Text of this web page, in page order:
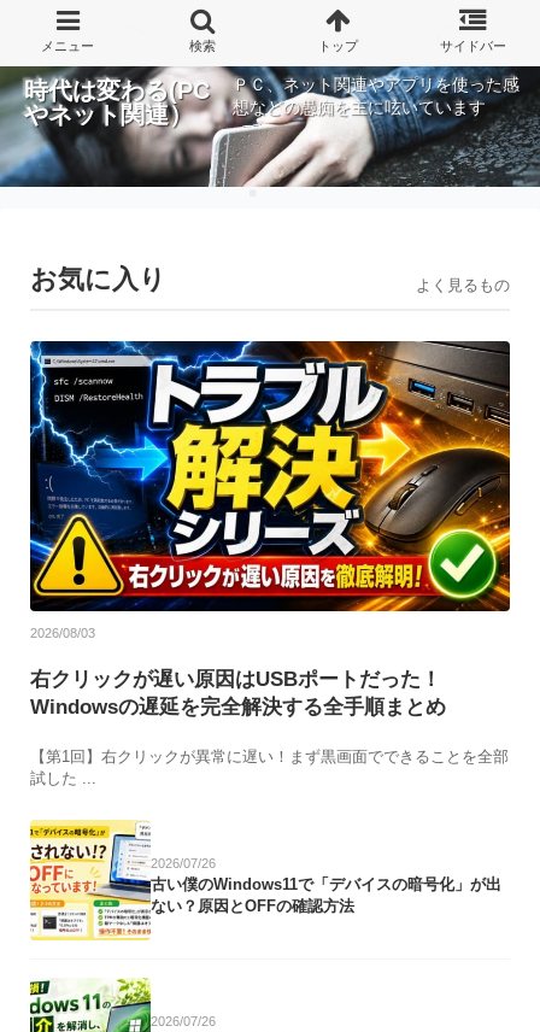
時代は変わる(PC
やネット関連）
ＰＣ、ネット関連やアプリを使った感
想などの愚痴を主に呟いています
お気に入り よく見るもの
2026/08/03
右クリックが遅い原因はUSBポートだった！
Windowsの遅延を完全解決する全手順まとめ
【第1回】右クリックが異常に遅い！まず黒画面でできることを全部
試した ...
2026/07/26
古い僕のWindows11で「デバイスの暗号化」が出
ない？原因とOFFの確認方法
2026/07/26